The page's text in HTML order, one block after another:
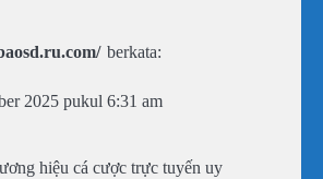
berkata:
2025 pukul 6:31 am
hiệu cá cược trực tuyến uy